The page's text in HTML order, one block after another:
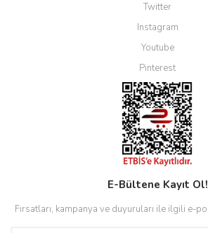
Twitter
Instagram
Youtube
Pinterest
E-Bültene Kayıt Ol!
Fırsatları, kampanya ve duyuruları ile ilgili e-